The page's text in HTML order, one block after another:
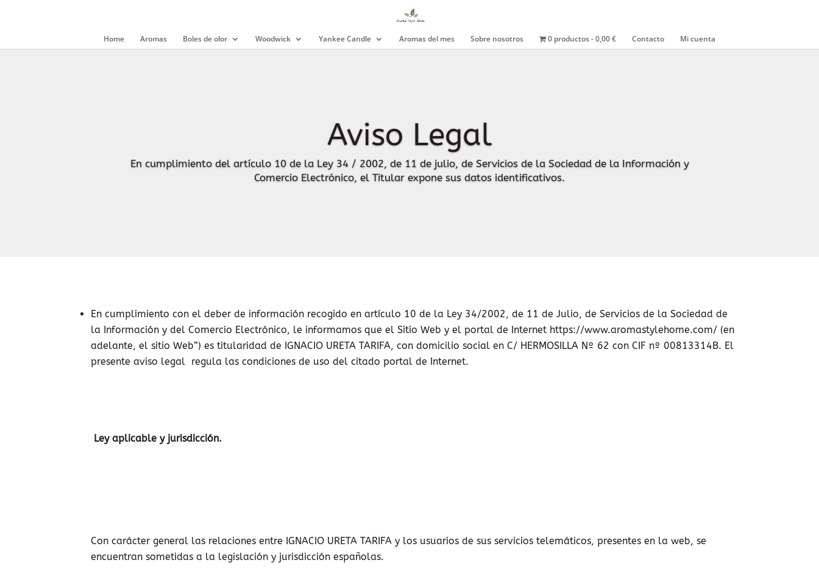
Home Aromas Boles de olor Woodwick Yankee Candle Aromas del mes Sobre nosotros 0 productos 0,00 € Contacto Mi cuenta
Aviso Legal
En cumplimiento del artículo 10 de la Ley 34 / 2002, de 11 de julio, de Servicios de la Sociedad de la Información y
Comercio Electrónico, el Titular expone sus datos identificativos.
En cumplimiento con el deber de información recogido en artículo 10 de la Ley 34/2002, de 11 de Julio, de Servicios de la Sociedad de
la Información y del Comercio Electrónico, le informamos que el Sitio Web y el portal de Internet https://www.aromastylehome.com/ (en
adelante, el sitio Web”) es titularidad de IGNACIO URETA TARIFA, con domicilio social en C/ HERMOSILLA Nº 62 con CIF nº 00813314B. El
presente aviso legal regula las condiciones de uso del citado portal de Internet.
Ley aplicable y jurisdicción.
Con carácter general las relaciones entre IGNACIO URETA TARIFA y los usuarios de sus servicios telemáticos, presentes en la web, se
encuentran sometidas a la legislación y jurisdicción españolas.